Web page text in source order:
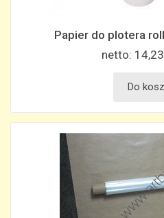
Papier do plotera
netto:
Do